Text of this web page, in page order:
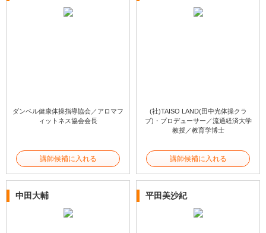
ダンベル健康体操指導協会／アロマフ
ィットネス協会会長
講師候補に入れる
(社)TAISO LAND(田中光体操クラ
ブ)・プロデューサー／流通経済大学
教授／教育学博士
講師候補に入れる
中田大輔 平田美沙紀